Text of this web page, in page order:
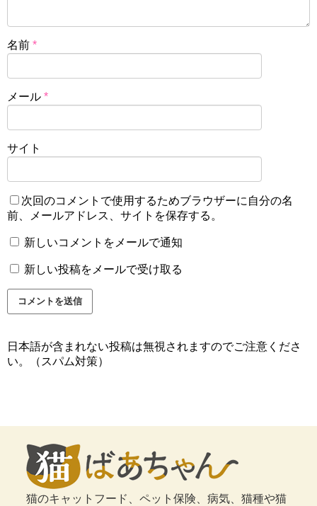
名前 *
メール *
サイト
次回のコメントで使用するためブラウザーに自分の名
前、メールアドレス、サイトを保存する。
新しいコメントをメールで通知
新しい投稿をメールで受け取る
日本語が含まれない投稿は無視されますのでご注意くださ
い。（スパム対策）
猫のキャットフード、ペット保険、病気、猫種や猫